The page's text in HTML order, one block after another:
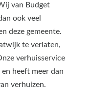
van Budget
ook veel
deze gemeente.
te verlaten,
verhuisservice
heeft meer dan
verhuizen.